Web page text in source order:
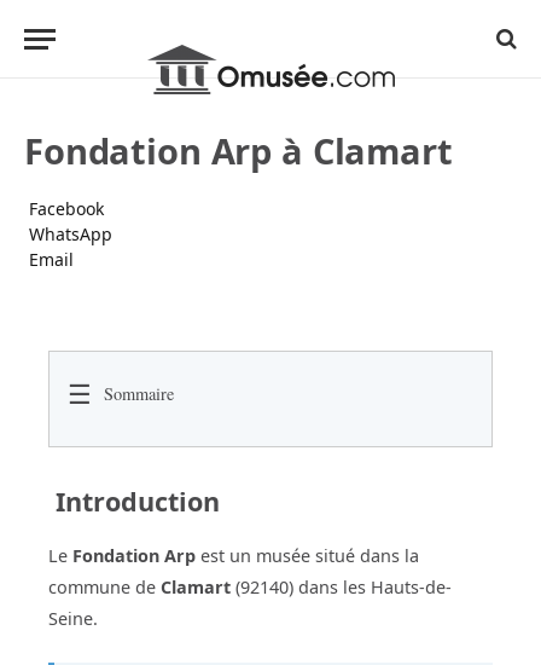
Fondation Arp à Clamart
Facebook
WhatsApp
Email
☰ Sommaire
Introduction
Le Fondation Arp est un musée situé dans la
commune de Clamart (92140) dans les Hauts-de-
Seine.